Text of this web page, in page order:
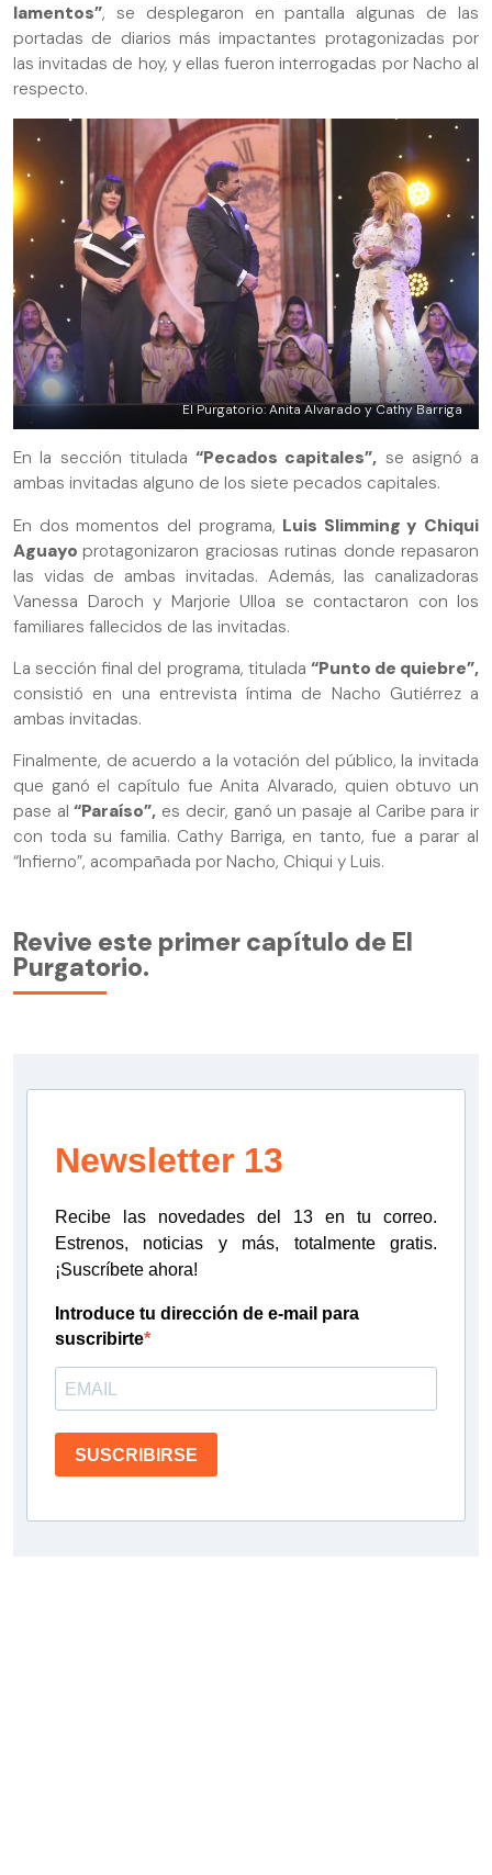
lamentos”, se desplegaron en pantalla algunas de las
portadas de diarios más impactantes protagonizadas por
las invitadas de hoy, y ellas fueron interrogadas por Nacho al
respecto.
El Purgatorio: Anita Alvarado y Cathy Barriga
En la sección titulada “Pecados capitales”, se asignó a
ambas invitadas alguno de los siete pecados capitales.
En dos momentos del programa, Luis Slimming y Chiqui
Aguayo protagonizaron graciosas rutinas donde repasaron
las vidas de ambas invitadas. Además, las canalizadoras
Vanessa Daroch y Marjorie Ulloa se contactaron con los
familiares fallecidos de las invitadas.
La sección final del programa, titulada “Punto de quiebre”,
consistió en una entrevista íntima de Nacho Gutiérrez a
ambas invitadas.
Finalmente, de acuerdo a la votación del público, la invitada
que ganó el capítulo fue Anita Alvarado, quien obtuvo un
pase al“Paraíso”, es decir, ganó un pasaje al Caribe para ir
con toda su familia. Cathy Barriga, en tanto, fue a parar al
“Infierno”, acompañada por Nacho, Chiqui y Luis.
Revive este primer capítulo de El
Purgatorio.
Newsletter 13
Recibe las novedades del 13 en tu correo.
Estrenos, noticias y más, totalmente gratis.
¡Suscríbete ahora!
Introduce tu dirección de e-mail para
suscribirte
SUSCRIBIRSE